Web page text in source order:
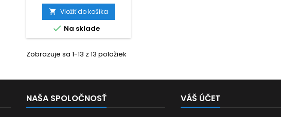
 Vložiť do košíka
 Na sklade
Zobrazuje sa 1-13 z 13 položiek
NAŠA SPOLOČNOSŤ VÁŠ ÚČET